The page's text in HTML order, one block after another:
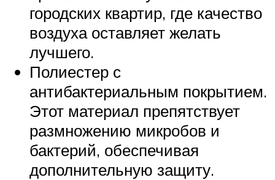
городских квартир, где качество
воздуха оставляет желать
лучшего.
Полиестер с
антибактериальным покрытием.
Этот материал препятствует
размножению микробов и
бактерий, обеспечивая
дополнительную защиту.